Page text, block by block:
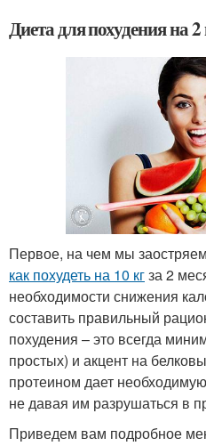
Диета для похудения на
Первое, на чем мы
как похудеть на 10 кгза 2
необходимости снижения
составить правильный
похудения – это всегда
простых) и акцент на
протеином дает
не давая им разрушаться в
Приведем вам подробное